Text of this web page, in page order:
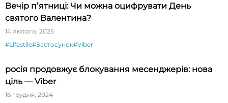
Вечір пʼятниці: Чи можна оцифрувати День
святого Валентина?
14 лютого, 2025
#Lifestile#Застосунок#Viber
росія продовжує блокування месенджерів: нова
ціль — Viber
16 грудня, 2024